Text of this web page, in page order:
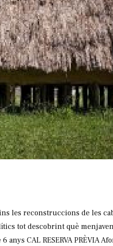
les reconstruccions de les
tot descobrint què
CAL RESERVA PRÈVIA